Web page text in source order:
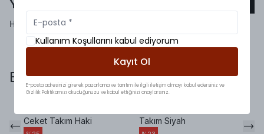
Yorumlar
Henüz yorum bulunmamaktadır!
Bunlara da baktınız mı?
Ceket Takım Haki
Takım Siyah
Kullanım Koşullarını kabul ediyorum
Kayıt Ol
E-posta adresinizi girerek pazarlama ve tanıtım ile ilgili iletişim almayı kabul edersiniz ve
Gizlilik Politikamızı okuduğunuzu ve kabul ettiğinizi onaylarsınız.